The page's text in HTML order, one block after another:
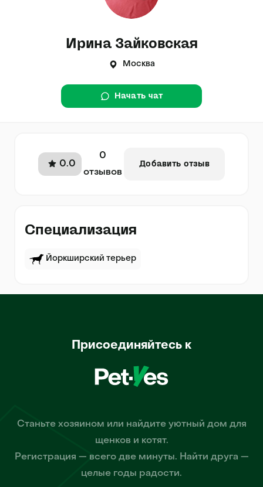
Ирина Зайковская
Москва
Начать чат
0.0
0
отзывов
Добавить отзыв
Специализация
Йоркширский терьер
Присоединяйтесь к
Станьте хозяином или найдите уютный дом для
щенков и котят.
Регистрация — всего две минуты. Найти друга —
целые годы радости.